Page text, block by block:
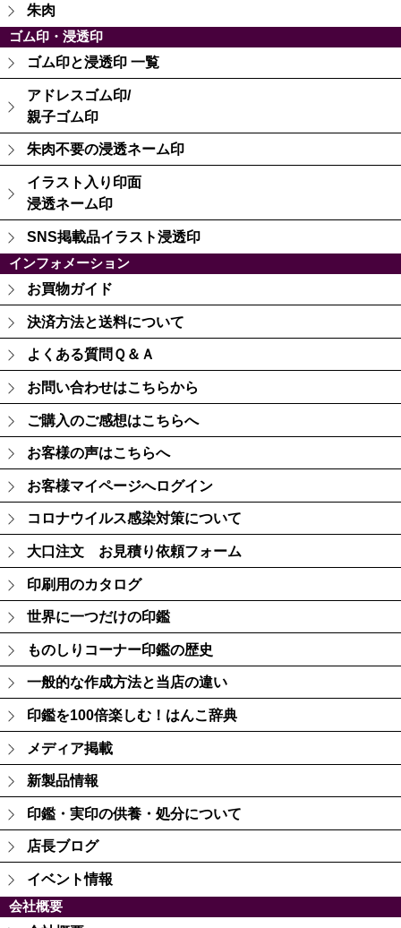
朱肉
ゴム印・浸透印
ゴム印と浸透印 一覧
アドレスゴム印/
親子ゴム印
朱肉不要の浸透ネーム印
イラスト入り印面
浸透ネーム印
SNS掲載品イラスト浸透印
インフォメーション
お買物ガイド
決済方法と送料について
よくある質問Ｑ＆Ａ
お問い合わせはこちらから
ご購入のご感想はこちらへ
お客様の声はこちらへ
お客様マイページへログイン
コロナウイルス感染対策について
大口注文 お見積り依頼フォーム
印刷用のカタログ
世界に一つだけの印鑑
ものしりコーナー印鑑の歴史
一般的な作成方法と当店の違い
印鑑を100倍楽しむ！はんこ辞典
メディア掲載
新製品情報
印鑑・実印の供養・処分について
店長ブログ
イベント情報
会社概要